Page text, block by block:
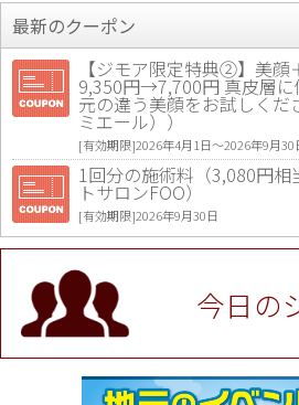
最新のクーポン
【ジモア限定特典②】美
9,350円→7,700円 真皮層
元の違う美顔をお試しく
ミエール））
[有効期限]2026年4月1日〜2026年9月30
1回分の施術料（3,080円相
トサロンFOO）
[有効期限]2026年9月30日
値段提示後「ジモア見た」
P！※チケットと新品商品
駅前店）
[有効期限]2026年9月30日
★ジモア限定特典★ お会計
ュラル＆ハンドメイドショ
[有効期限]2026年9月30日まで
今日の